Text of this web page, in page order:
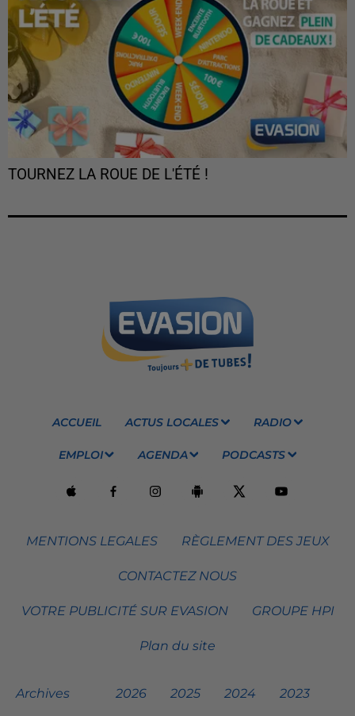
TOURNEZ LA ROUE DE L'ÉTÉ !
ACCUEIL ACTUS LOCALES RADIO
EMPLOI AGENDA PODCASTS
MENTIONS LEGALES RÈGLEMENT DES JEUX
CONTACTEZ NOUS
VOTRE PUBLICITÉ SUR EVASION GROUPE HPI
Plan du site
Archives 2026 2025 2024 2023